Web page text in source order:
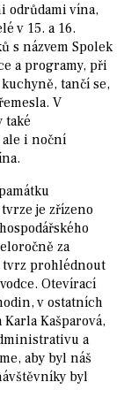
odrůdami vína,
v 15. a 16.
s názvem Spolek
a programy, při
tančí se,
V
také
i noční
je zřízeno
za
tvrz prohlédnout
Otevírací
v ostatních
Kašparová,
a
aby byl náš
byl